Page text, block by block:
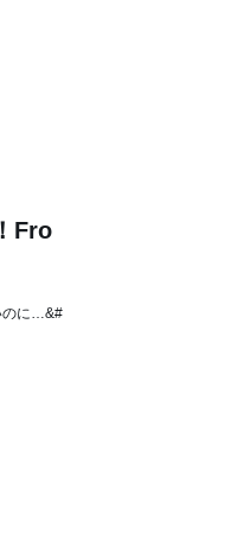
Fro
のに…&#